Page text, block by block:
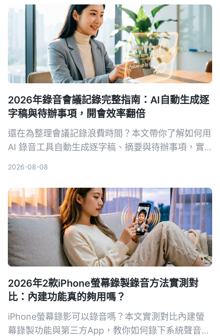
2026年錄音會議記錄完整指南：AI自動生成逐
字稿與待辦事項，開會效率翻倍
還在為整理會議記錄浪費時間？本文帶你了解如何用
AI 錄音工具自動生成逐字稿、摘要與待辦事項，實
2026-08-08
2026年2款iPhone螢幕錄製錄音方法實測對
比：內建功能真的夠用嗎？
iPhone螢幕錄影可以錄音嗎？本文實測對比內建螢
幕錄製功能與第三方App，教你如何錄下系統聲音和